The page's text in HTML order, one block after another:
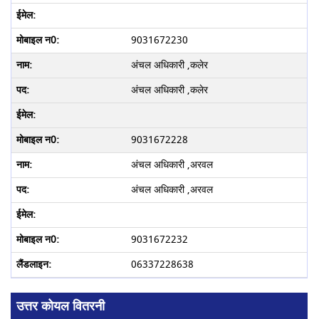
9031672230
अंचल अधिकारी ,कलेर
अंचल अधिकारी ,कलेर
9031672228
अंचल अधिकारी ,अरवल
अंचल अधिकारी ,अरवल
9031672232
06337228638
उत्तर कोयल वितरनी